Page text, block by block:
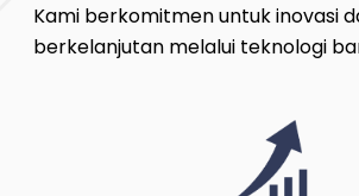
Kami berkomitmen untuk inovasi
berkelanjutan melalui teknologi